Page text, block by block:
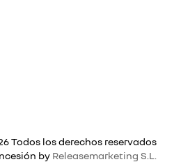
Todos los derechos reservados
by Releasemarketing S.L.